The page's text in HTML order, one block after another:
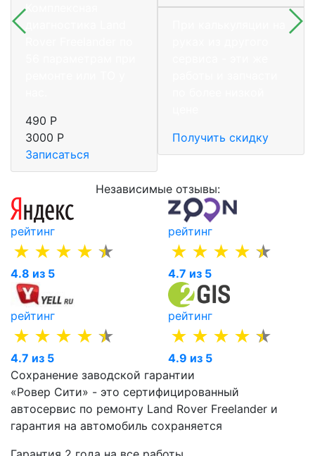
Комплексная
490 Р
3000 Р
Записаться
Получить скидку
Независимые отзывы:
рейтинг
4.8 из 5
рейтинг
4.7 из 5
рейтинг
4.7 из 5
рейтинг
4.9 из 5
Сохранение заводской гарантии
«Ровер Сити» - это сертифицированный
автосервис по ремонту Land Rover Freelander и
гарантия на автомобиль сохраняется